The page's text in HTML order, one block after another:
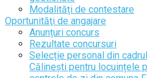
Modalități de contestare
Oportunităţi de angajare
Anunțuri concurs
Rezultate concursuri
Selecție personal din cadrul
Călinești pentru locuințele